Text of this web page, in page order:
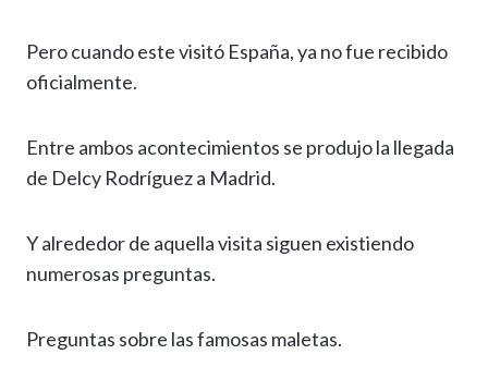
Pero cuando este visitó España, ya no fue recibido
oficialmente.
Entre ambos acontecimientos se produjo la llegada
de Delcy Rodríguez a Madrid.
Y alrededor de aquella visita siguen existiendo
numerosas preguntas.
Preguntas sobre las famosas maletas.